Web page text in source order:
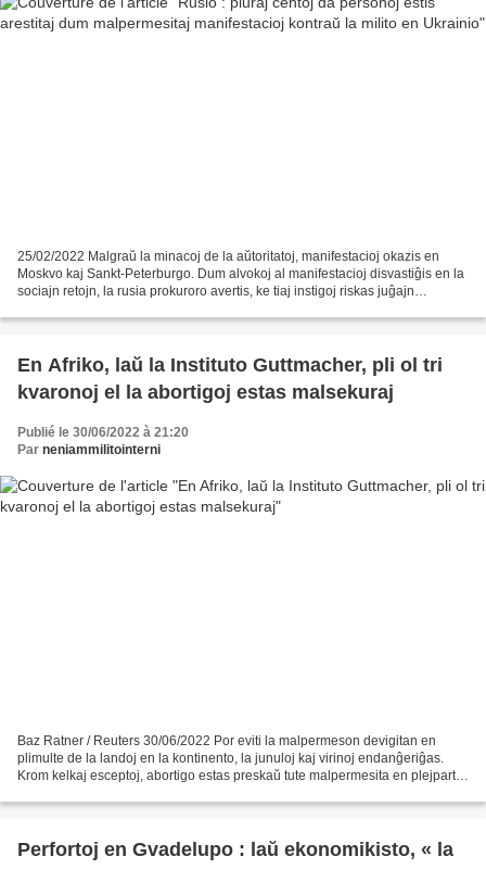
25/02/2022 Malgraŭ la minacoj de la aŭtoritatoj, manifestacioj okazis en
Moskvo kaj Sankt-Peterburgo. Dum alvokoj al manifestacioj disvastiĝis en la
sociajn retojn, la rusia prokuroro avertis, ke tiaj instigoj riskas juĝajn
En Afriko, laŭ la Instituto Guttmacher, pli ol tri
kvaronoj el la abortigoj estas malsekuraj
Publié le 30/06/2022 à 21:20
Par neniammilitointerni
Baz Ratner / Reuters 30/06/2022 Por eviti la malpermeson devigitan en
plimulte de la landoj en la kontinento, la junuloj kaj virinoj endanĝeriĝas.
Krom kelkaj esceptoj, abortigo estas preskaŭ tute malpermesita en plejparte
Perfortoj en Gvadelupo : laŭ ekonomikisto, « la